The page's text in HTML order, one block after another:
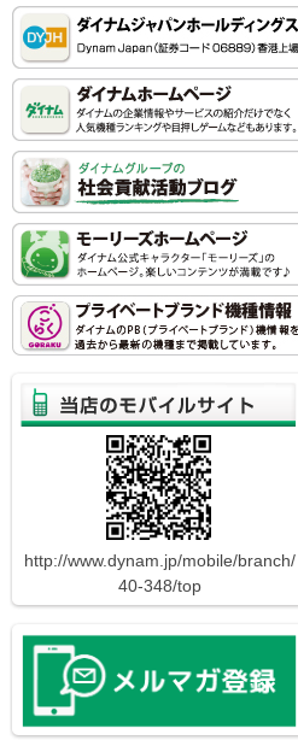
http://www.dynam.jp/mobile/branch/
40-348/top